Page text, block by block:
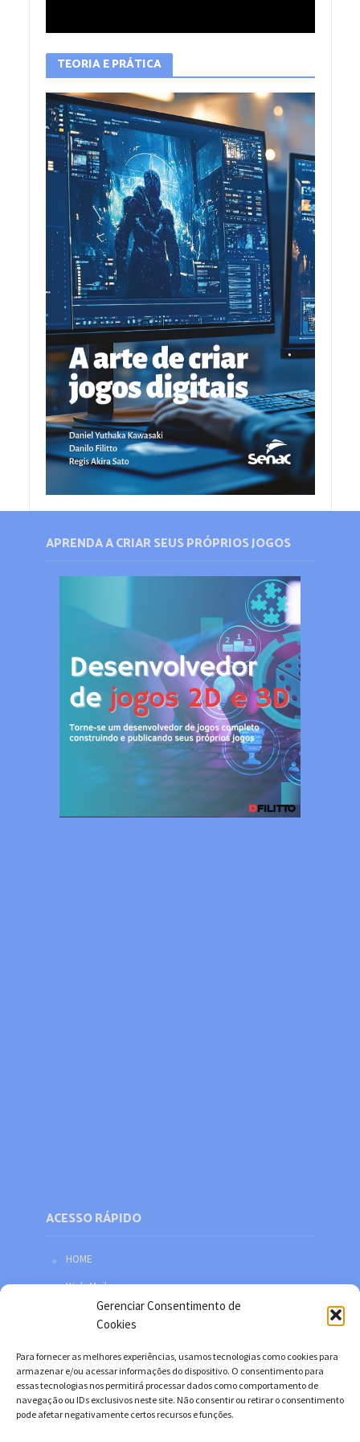
Gerenciar Consentimento de
Cookies
Para fornecer as melhores experiências, usamos tecnologias como cookies para
armazenar e/ou acessar informações do dispositivo. O consentimento para
essas tecnologias nos permitirá processar dados como comportamento de
navegação ou IDs exclusivos neste site. Não consentir ou retirar o consentimento
pode afetar negativamente certos recursos e funções.
TEORIA E PRÁTICA
APRENDA A CRIAR SEUS PRÓPRIOS JOGOS
ACESSO RÁPIDO
HOME
Web Mail
Política de privacidade
Facebook
Twitter
YouTube